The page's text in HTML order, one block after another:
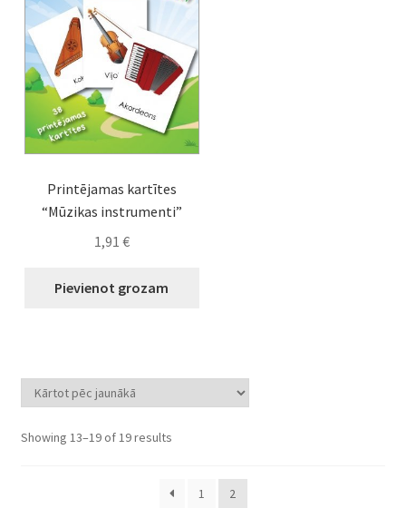
Printējamas kartītes
“Mūzikas instrumenti”
1,91 €
Pievienot grozam
Showing 13–19 of 19 resultsSorted
1
2